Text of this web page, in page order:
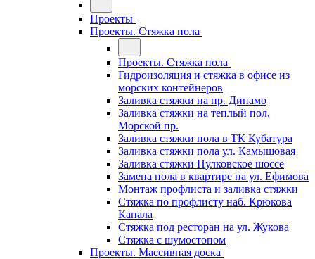
Проекты
Проекты. Стяжка пола
Проекты. Стяжка пола
Гидроизоляция и стяжка в офисе из
морских контейнеров
Заливка стяжки на пр. Динамо
Заливка стяжки на теплый пол,
Морской пр.
Заливка стяжки пола в ТК Кубатура
Заливка стяжки пола ул. Камышовая
Заливка стяжки Пулковское шоссе
Замена пола в квартире на ул. Ефимова
Монтаж профлиста и заливка стяжки
Стяжка по профлисту наб. Крюкова
Канала
Стяжка под ресторан на ул. Жукова
Стяжка с шумостопом
Проекты. Массивная доска